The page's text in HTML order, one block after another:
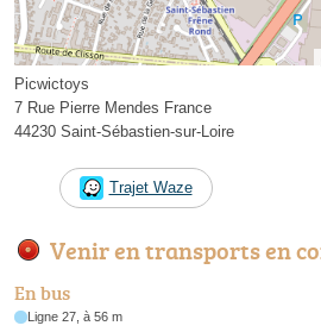
Picwictoys
7 Rue Pierre Mendes France
44230 Saint-Sébastien-sur-Loire
Trajet Waze
Venir en transports en
En bus
Ligne 27, à 56 m